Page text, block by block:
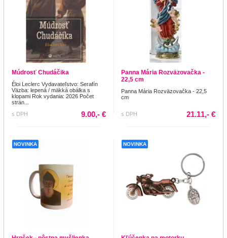
Múdrosť Chudáčika
Éloi Leclerc Vydavateľstvo: Serafín
Väzba: lepená / mäkká obálka s
klopami Rok vydania: 2026 Počet
strán...
s DPH
9.00,- €
Panna Mária Rozväzovačka -
22,5 cm
Panna Mária Rozväzovačka - 22,5
cm
s DPH 21.11,- €
NOVINKA NOVINKA